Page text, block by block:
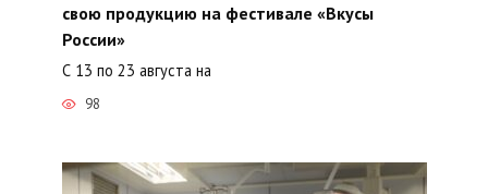
свою продукцию на фестивале «Вкусы
России»
С 13 по 23 августа на
98